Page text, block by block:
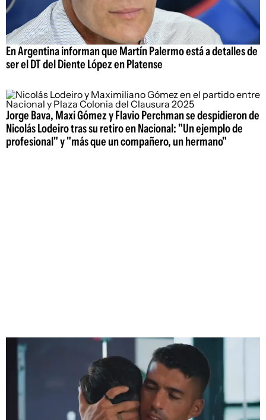
En Argentina informan que Martín Palermo está a detalles de
ser el DT del Diente López en Platense
Jorge Bava, Maxi Gómez y Flavio Perchman se despidieron de
Nicolás Lodeiro tras su retiro en Nacional: "Un ejemplo de
profesional" y "más que un compañero, un hermano"